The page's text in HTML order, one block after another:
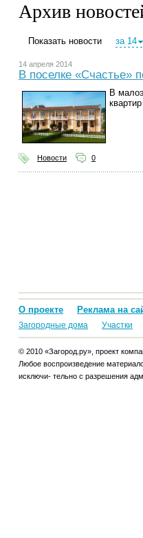
Архив
Показать новости за 14
14 апреля 2014
В поселке «Счастье»
В
Новости 0
О проекте Реклама на
Загородные дома Участки
© 2010 «Загород.ру», проект
Любое воспроизведение
исключи- тельно с разрешения